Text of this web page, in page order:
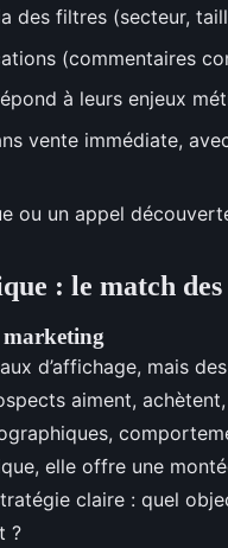
des filtres (secteur,
(commentaires
à leurs enjeux
vente immédiate,
ou un appel
: le match
marketing
d’affichage, mais
aiment,
elle offre une
claire : quel
?